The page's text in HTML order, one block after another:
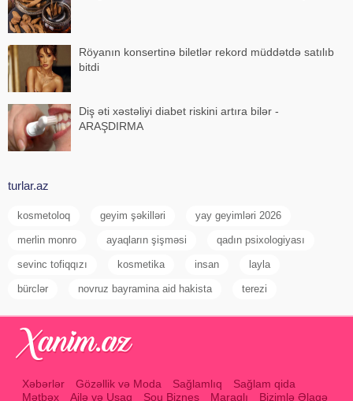
Röyanın konsertinə biletlər rekord müddətdə satılıb
bitdi
Diş əti xəstəliyi diabet riskini artıra bilər -
ARAŞDIRMA
turlar.az
kosmetoloq geyim şəkilləri yay geyimləri 2026
merlin monro ayaqların şişməsi qadın psixologiyası
sevinc tofiqqızı kosmetika insan layla
bürclər novruz bayramina aid hakista terezi
Xəbərlər Gözəllik və Moda Sağlamlıq
Sağlam qida
Mətbəx
Ailə və Uşaq Şou Biznes Maraqlı Bizimlə Əlaqə